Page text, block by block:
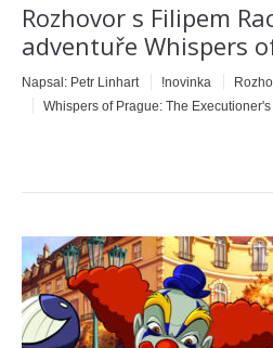
Rozhovor s Filipem
adventuře Whispers
Napsal: Petr Linhart !novinka
Whispers of Prague: The